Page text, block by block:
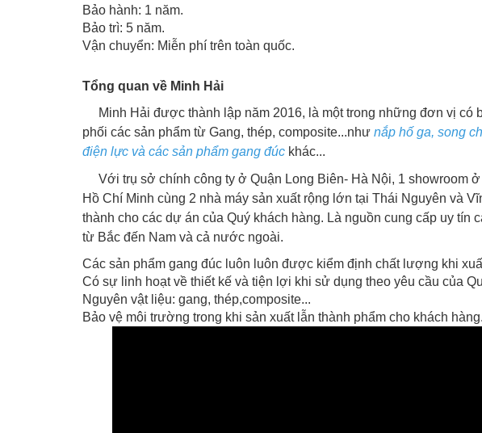
Bảo hành: 1 năm.
Bảo trì: 5 năm.
Vận chuyển: Miễn phí trên toàn quốc.
Tổng quan về Minh Hải
Minh Hải được thành lập năm 2016, là một trong những đơn vị có
phối các sản phẩm từ Gang, thép, composite...như nắp hố ga, song
điện lực và các sản phẩm gang đúc khác...
Với trụ sở chính công ty ở Quận Long Biên- Hà Nội, 1 showroom
Hồ Chí Minh cùng 2 nhà máy sản xuất rộng lớn tại Thái Nguyên và
thành cho các dự án của Quý khách hàng. Là nguồn cung cấp uy tín
từ Bắc đến Nam và cả nước ngoài.
Các sản phẩm gang đúc luôn luôn được kiểm định chất lượng khi
Có sự linh hoạt về thiết kế và tiện lợi khi sử dụng theo yêu cầu của
Nguyên vật liệu: gang, thép,composite...
Bảo vệ môi trường trong khi sản xuất lẫn thành phẩm cho khách hàng.